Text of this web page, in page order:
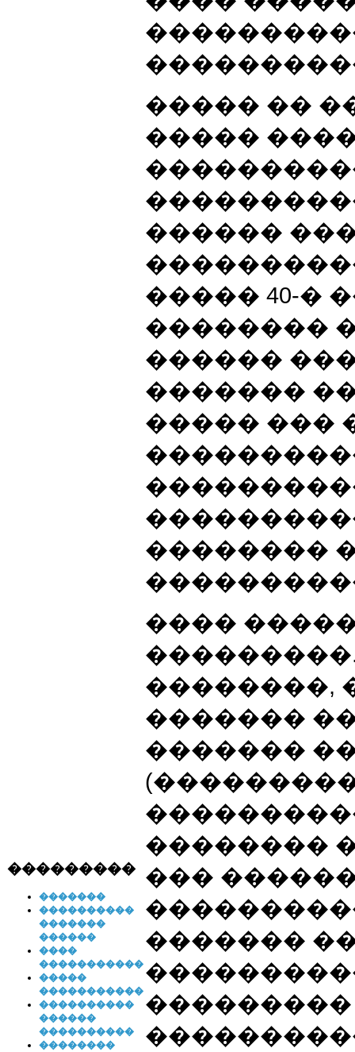
���������
�������
����������
�������
������
����
�����������
�����
�����������
����������
������
����������
��������
����� ��
�����
������
����� 40-�
��������
������
�������
����� ���
��������
����
��������,
�������
�������
��������
���
�������